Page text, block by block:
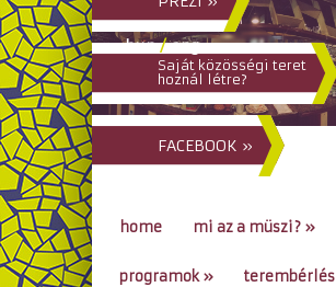
hun/eng
Saját közösségi teret
hoznál létre?
FACEBOOK »
home mi az a müszi? »
programok» terembérlés